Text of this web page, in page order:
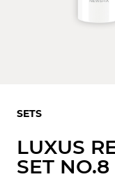
SETS
LUXUS
SET NO.8